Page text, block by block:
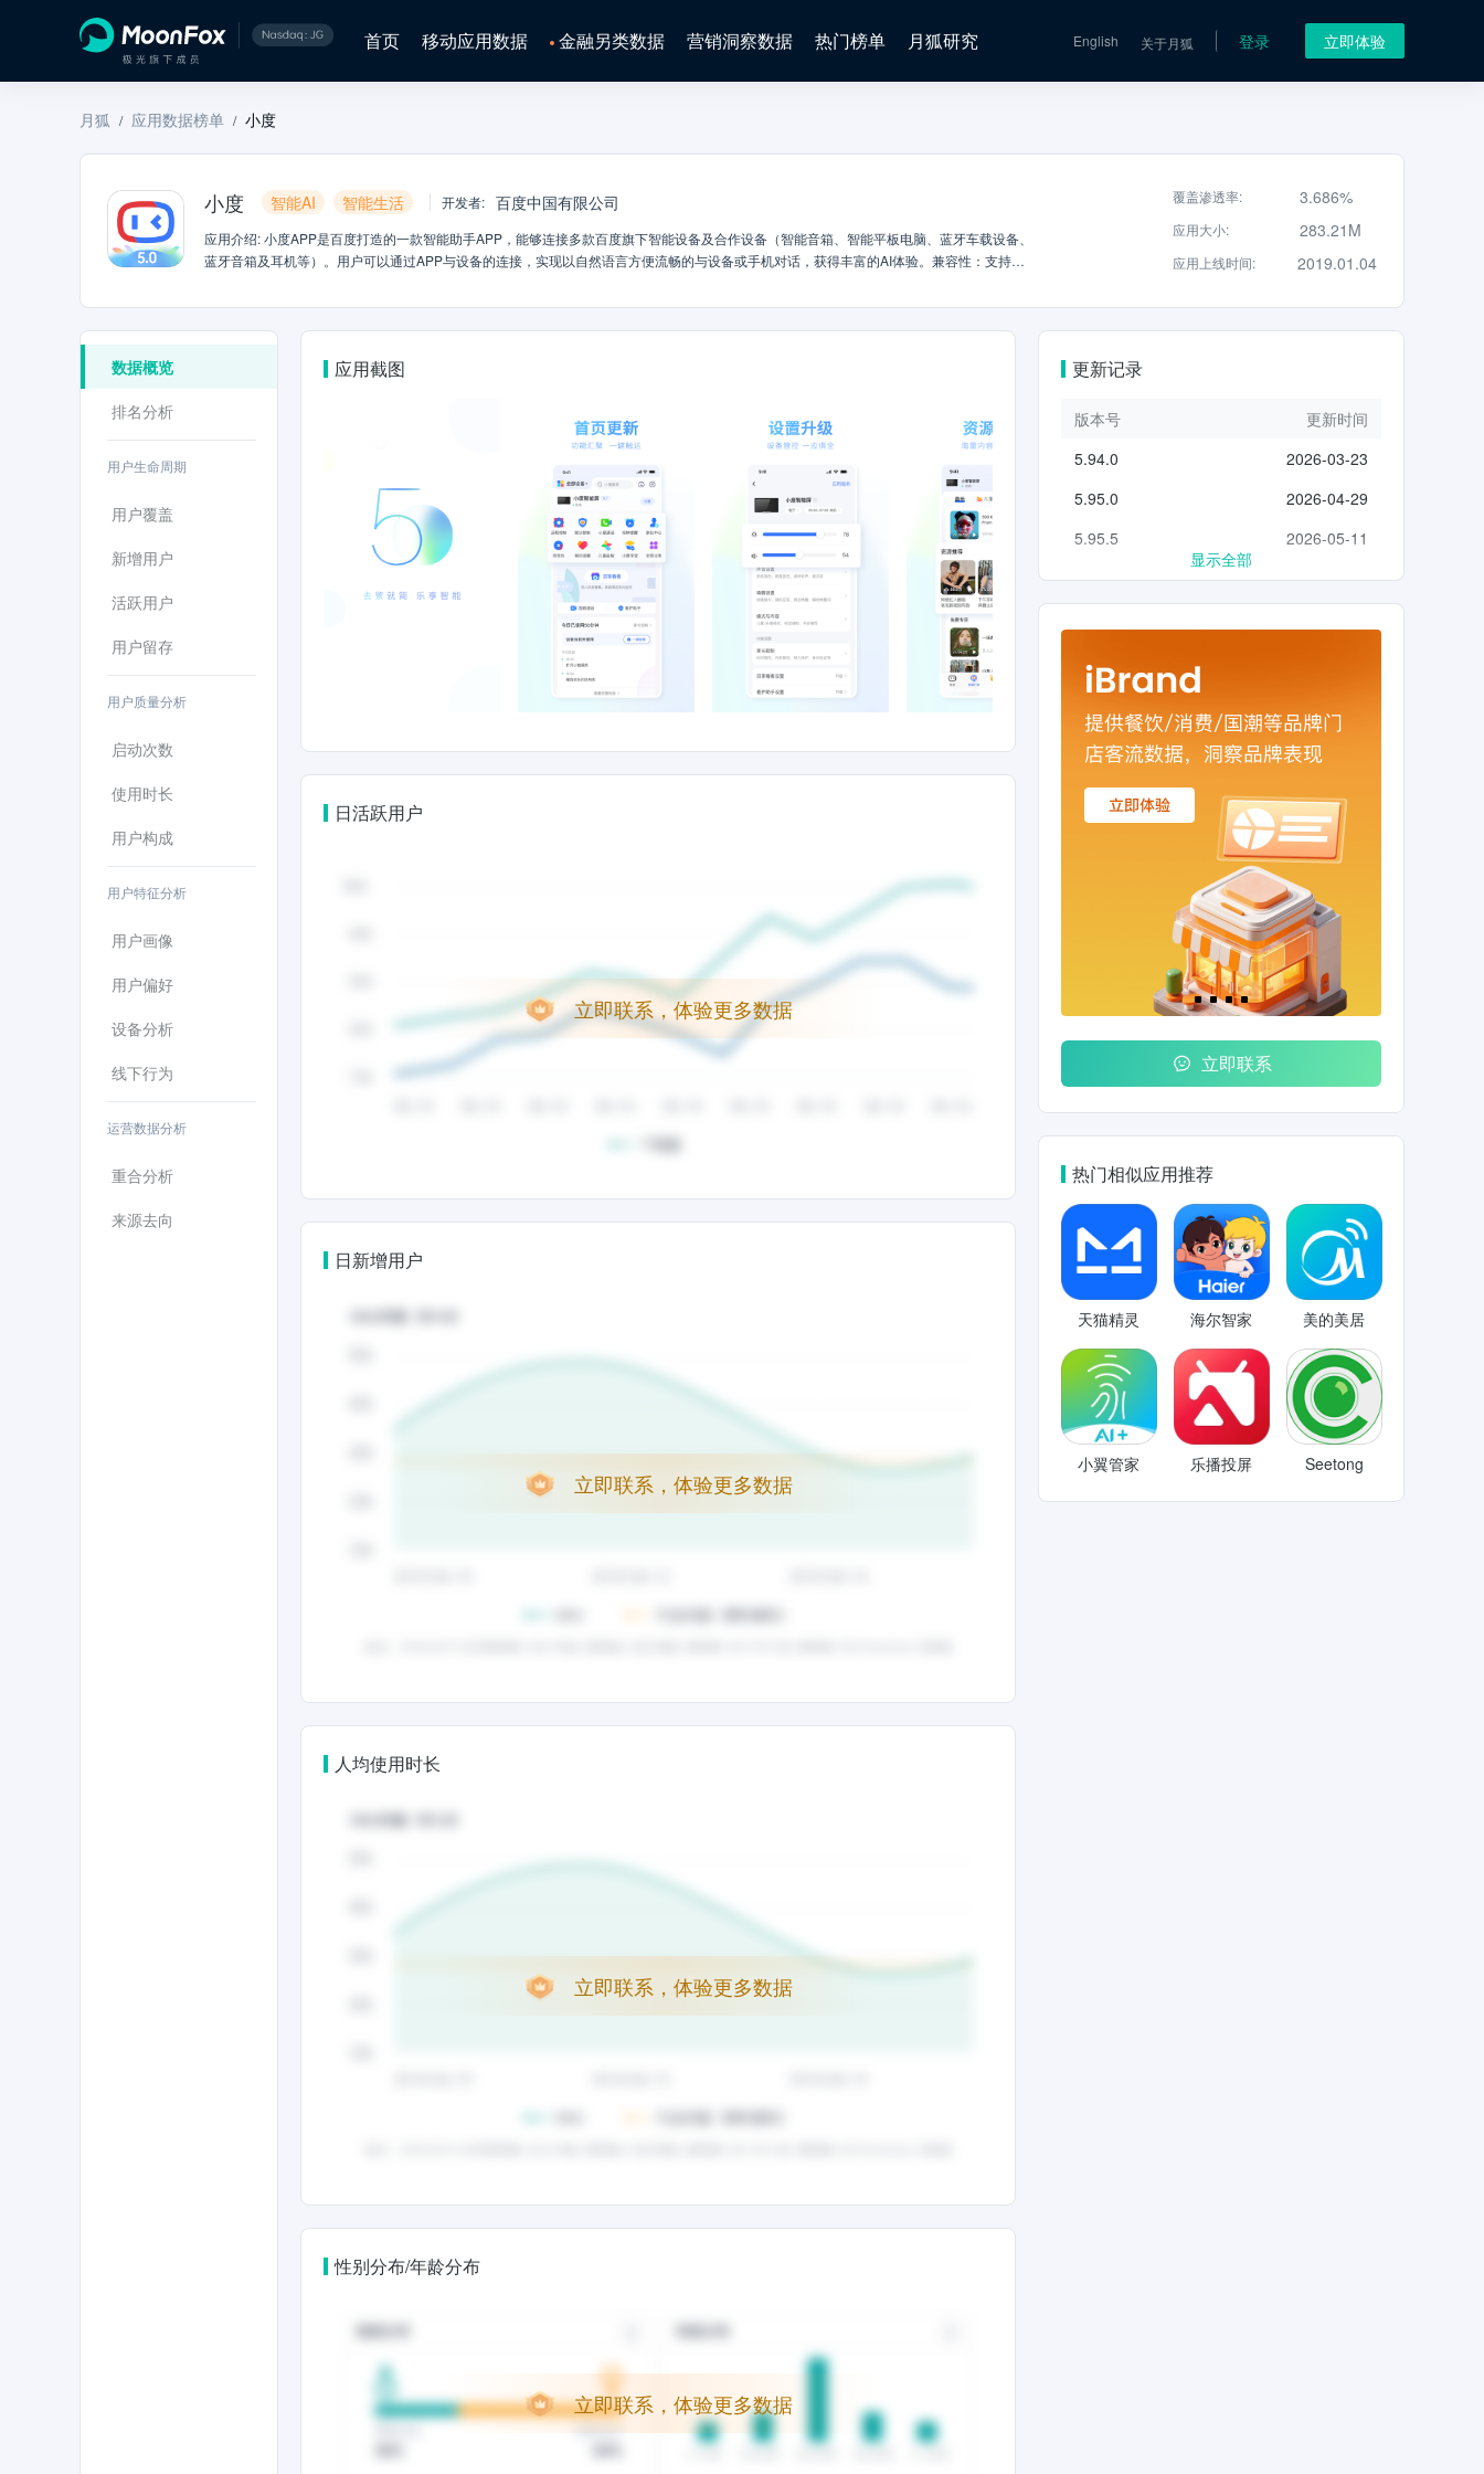
首页 移动应用数据 金融另类数据 营销洞察数据 热门榜单 月狐研究 English 关于月狐 登录 立即体验
月狐 / 应用数据榜单 / 小度
小度 智能AI 智能生活 开发者: 百度中国有限公司
应用介绍:小度APP是百度打造的一款智能助手APP，能够连接多款百度旗下智能设备及合作设备（智能音箱、智能平板电脑、蓝牙车载设备、
蓝牙音箱及耳机等）。用户可以通过APP与设备的连接，实现以自然语言方便流畅的与设备或手机对话，获得丰富的AI体验。兼容性：支持
贴心助手随时在线~【移动端的高级助理，升级你的出行生活】上下班、朋友聚会、家庭聚餐……导航路线张口就来，轻轻松松拥有黑科技，
时反馈和关注，定制你和小度的问答内容，让它回复越来越俏皮，越来越懂你 ~【惊人AI技能，等你尝鲜】多种技能等你来撩，涵盖休闲娱
的生活~【小度商城全面入驻，智能产品随心购买】想立刻开启智能生活？想给家里的小度家族“喜添新丁”？打开小度APP，进入“商城”界面，
覆盖渗透率: 3.686%
应用大小: 283.21M
应用上线时间: 2019.01.04
数据概览
排名分析
用户生命周期
用户覆盖
新增用户
活跃用户
用户留存
用户质量分析
启动次数
使用时长
用户构成
用户特征分析
用户画像
用户偏好
设备分析
线下行为
运营数据分析
重合分析
来源去向
应用截图
日活跃用户
立即联系，体验更多数据
日新增用户
立即联系，体验更多数据
人均使用时长
立即联系，体验更多数据
性别分布/年龄分布
立即联系，体验更多数据
更新记录
版本号
更新时间
5.94.0
2026-03-23
5.95.0
2026-04-29
5.95.5
2026-05-11
显示全部
立即联系
热门相似应用推荐
天猫精灵 海尔智家 美的美居
小翼管家 乐播投屏 Seetong